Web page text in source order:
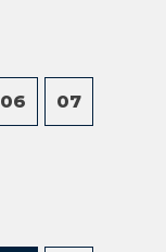
06 07